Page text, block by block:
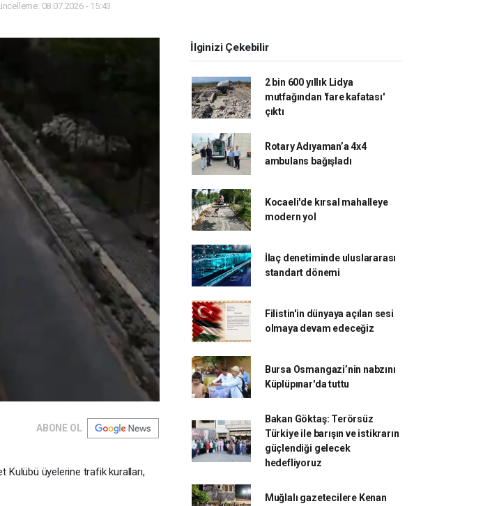
08.07.2026 - 15:43
ABONE OL
Kulübü üyelerine trafik kuralları,
İlginizi Çekebilir
2 bin 600 yıllık Lidya
mutfağından 'fare kafatası'
çıktı
Rotary Adıyaman’a 4x4
ambulans bağışladı
Kocaeli'de kırsal mahalleye
modern yol
İlaç denetiminde uluslararası
standart dönemi
Filistin'in dünyaya açılan sesi
olmaya devam edeceğiz
Bursa Osmangazi’nin nabzını
Küplüpınar'da tuttu
Bakan Göktaş: Terörsüz
Türkiye ile barışın ve istikrarın
güçlendiği gelecek
hedefliyoruz
Muğlalı gazetecilere Kenan